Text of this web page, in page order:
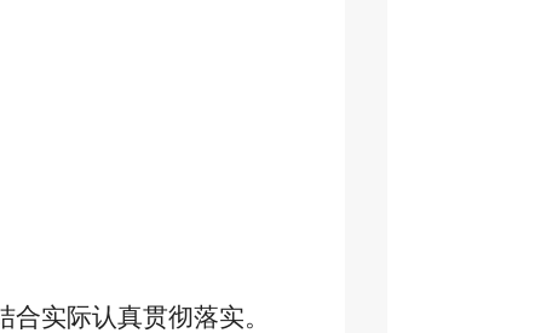
实际认真贯彻落实。